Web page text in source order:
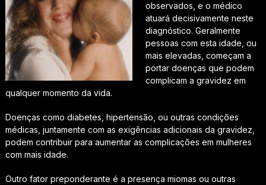
observados, e o médico
atuará decisivamente neste
diagnóstico. Geralmente
pessoas com esta idade, ou
mais elevadas, começam a
portar doenças que podem
complicam a gravidez em
qualquer momento da vida.
Doenças como diabetes, hipertensão, ou outras condições
médicas, juntamente com as exigências adicionais da gravidez,
podem contribuir para aumentar as complicações em mulheres
com mais idade.
Outro fator preponderante é a presença miomas ou outras